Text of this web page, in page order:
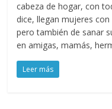
cabeza de hogar, con
dice, llegan mujeres
pero también de sanar
en amigas, mamás,
Leer más